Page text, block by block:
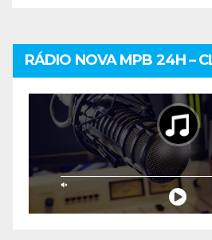
RÁDIO NOVA MPB 24H –